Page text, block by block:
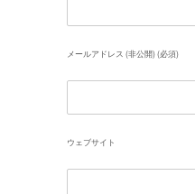
メールアドレス (非公開) (必須)
ウェブサイト